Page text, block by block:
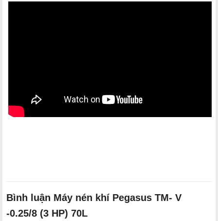
Bình luận Máy nén khí Pegasus TM- V
-0.25/8 (3 HP) 70L